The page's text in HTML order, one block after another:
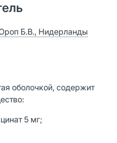
Б.В., Нидерланды
оболочкой, содержит
5 мг;